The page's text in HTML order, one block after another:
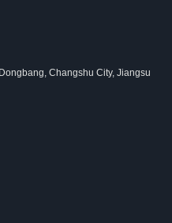
Changshu City, Jiangsu